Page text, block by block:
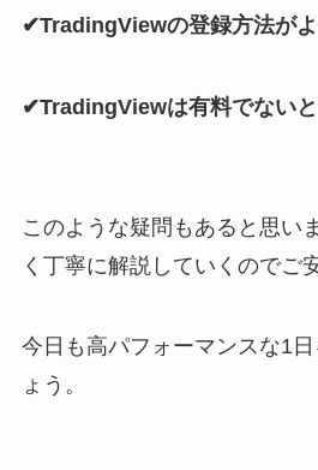
✔︎TradingViewの登録方法が
✔︎TradingViewは有料でない
このような疑問もあると思い
く丁寧に解説していくのでご
今日も高パフォーマンスな1
ょう。